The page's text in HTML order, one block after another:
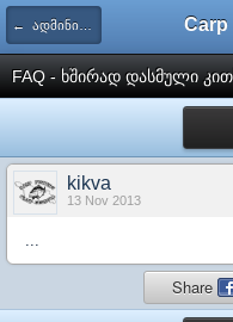
← ადმინისტრაცია
FAQ - ხშირად დასმული
kikva
13 Nov 2013
...
Share